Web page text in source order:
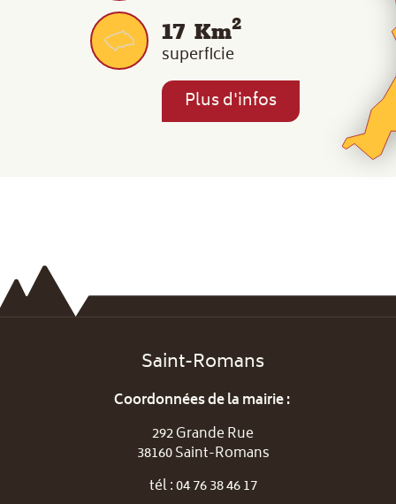
17 Km2
superficie
Plus d'infos
Saint-Romans
Coordonnées de la mairie :
292 Grande Rue
38160 Saint-Romans
tél : 04 76 38 46 17